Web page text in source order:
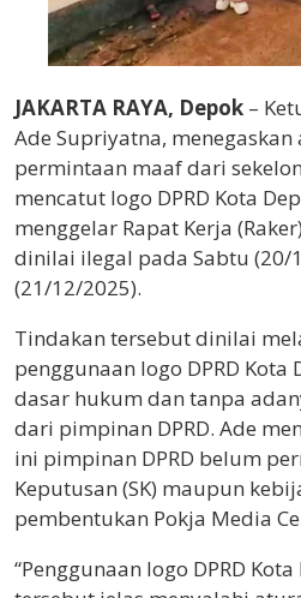
JAKARTA RAYA, Depok –
Ade Supriyatna,
permintaan maaf dari
mencatut logo DPRD Kota
menggelar Rapat Kerja
dinilai ilegal pada Sabtu (20/
(21/12/2025).
Tindakan tersebut dinilai
penggunaan logo DPRD
dasar hukum dan tanpa
dari pimpinan DPRD. Ade
ini pimpinan DPRD belum
Keputusan (SK) maupun
pembentukan Pokja Media
“Penggunaan logo DPRD